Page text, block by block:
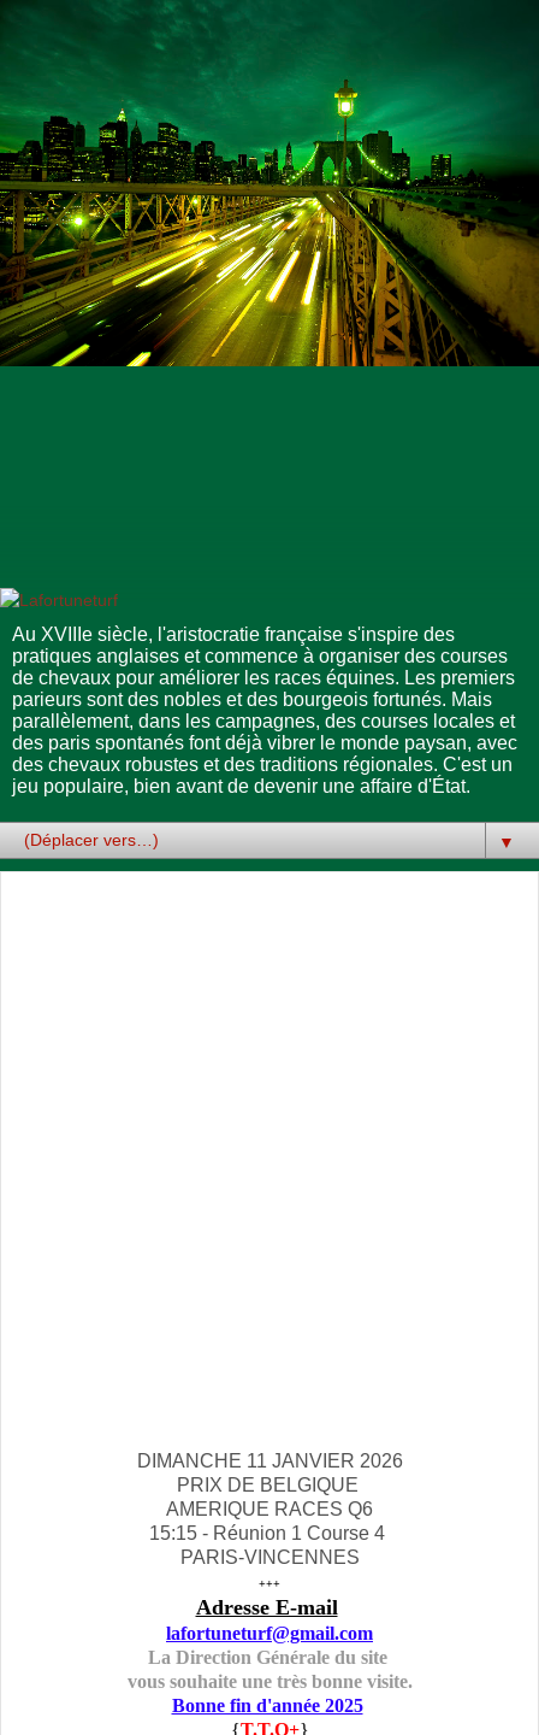
Au XVIIIe siècle, l'aristocratie française s'inspire des
pratiques anglaises et commence à organiser des courses
de chevaux pour améliorer les races équines. Les premiers
parieurs sont des nobles et des bourgeois fortunés. Mais
parallèlement, dans les campagnes, des courses locales et
des paris spontanés font déjà vibrer le monde paysan, avec
des chevaux robustes et des traditions régionales. C'est un
jeu populaire, bien avant de devenir une affaire d'État.
▼
DIMANCHE 11 JANVIER 2026
PRIX DE BELGIQUE
AMERIQUE RACES Q6
15:15 - Réunion 1 Course 4
PARIS-VINCENNES
+++
Adresse E-mail
lafortuneturf@gmail.com
La Direction Générale du site
vous souhaite une très bonne visite.
Bonne fin d'année 2025
{T.T.Q+}